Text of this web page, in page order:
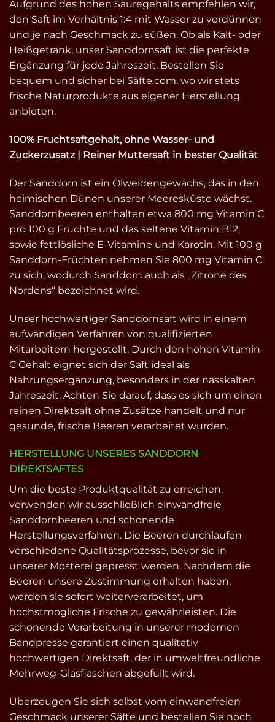
Aufgrund des hohen Säuregehalts empfehlen wir,
den Saft im Verhältnis 1:4 mit Wasser zu verdünnen
und je nach Geschmack zu süßen. Ob als Kalt- oder
Heißgetränk, unser Sanddornsaft ist die perfekte
Ergänzung für jede Jahreszeit. Bestellen Sie
bequem und sicher bei Säfte.com, wo wir stets
frische Naturprodukte aus eigener Herstellung
anbieten.
100% Fruchtsaftgehalt, ohne Wasser- und
Zuckerzusatz | Reiner Muttersaft in bester Qualität
Der Sanddorn ist ein Ölweidengewächs, das in den
heimischen Dünen unserer Meeresküste wächst.
Sanddornbeeren enthalten etwa 800 mg Vitamin C
pro 100 g Früchte und das seltene Vitamin B12,
sowie fettlösliche E-Vitamine und Karotin. Mit 100 g
Sanddorn-Früchten nehmen Sie 800 mg Vitamin C
zu sich, wodurch Sanddorn auch als „Zitrone des
Nordens“ bezeichnet wird.
Unser hochwertiger Sanddornsaft wird in einem
aufwändigen Verfahren von qualifizierten
Mitarbeitern hergestellt. Durch den hohen Vitamin-
C Gehalt eignet sich der Saft ideal als
Nahrungsergänzung, besonders in der nasskalten
Jahreszeit. Achten Sie darauf, dass es sich um einen
reinen Direktsaft ohne Zusätze handelt und nur
gesunde, frische Beeren verarbeitet wurden.
HERSTELLUNG UNSERES SANDDORN
DIREKTSAFTES
Um die beste Produktqualität zu erreichen,
verwenden wir ausschließlich einwandfreie
Sanddornbeeren und schonende
Herstellungsverfahren. Die Beeren durchlaufen
verschiedene Qualitätsprozesse, bevor sie in
unserer Mosterei gepresst werden. Nachdem die
Beeren unsere Zustimmung erhalten haben,
werden sie sofort weiterverarbeitet, um
höchstmögliche Frische zu gewährleisten. Die
schonende Verarbeitung in unserer modernen
Bandpresse garantiert einen qualitativ
hochwertigen Direktsaft, der in umweltfreundliche
Mehrweg-Glasflaschen abgefüllt wird.
Überzeugen Sie sich selbst vom einwandfreien
Geschmack unserer Säfte und bestellen Sie noch